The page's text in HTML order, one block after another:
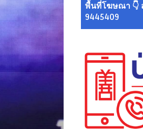
พื้นที่โฆษณา 👇
9445409